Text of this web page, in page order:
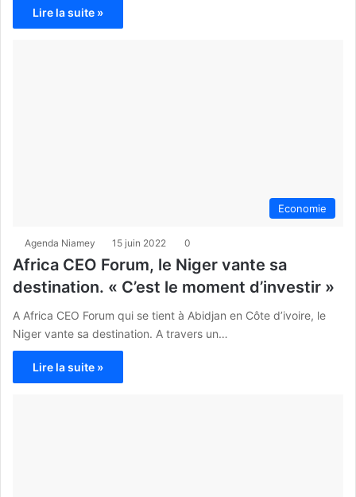
Lire la suite »
Economie
Agenda Niamey 15 juin 2022 0
Africa CEO Forum, le Niger vante sa
destination. « C’est le moment d’investir »
A Africa CEO Forum qui se tient à Abidjan en Côte d’ivoire, le
Niger vante sa destination. A travers un…
Lire la suite »